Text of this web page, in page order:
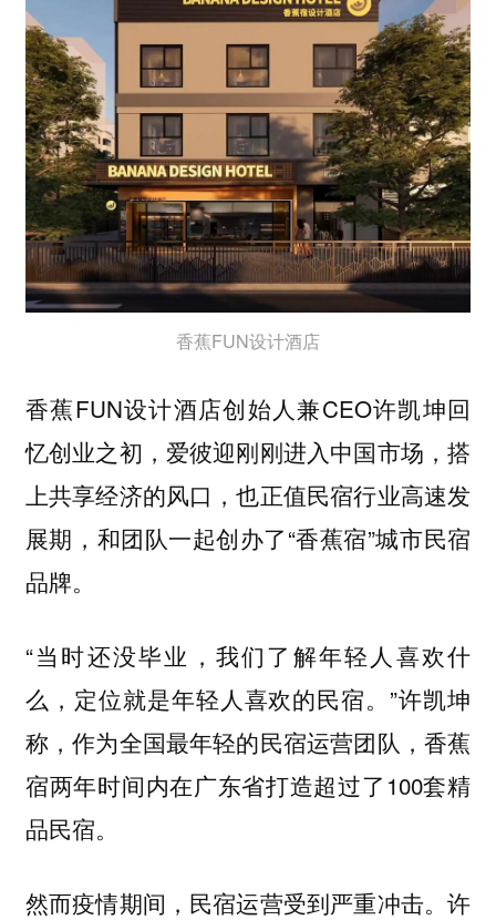
香蕉FUN设计酒店
香蕉FUN设计酒店创始人兼CEO许凯坤回
忆创业之初，爱彼迎刚刚进入中国市场，搭
上共享经济的风口，也正值民宿行业高速发
展期，和团队一起创办了“香蕉宿”城市民宿
品牌。
“当时还没毕业，我们了解年轻人喜欢什
么，定位就是年轻人喜欢的民宿。”许凯坤
称，作为全国最年轻的民宿运营团队，香蕉
宿两年时间内在广东省打造超过了100套精
品民宿。
然而疫情期间，民宿运营受到严重冲击。许